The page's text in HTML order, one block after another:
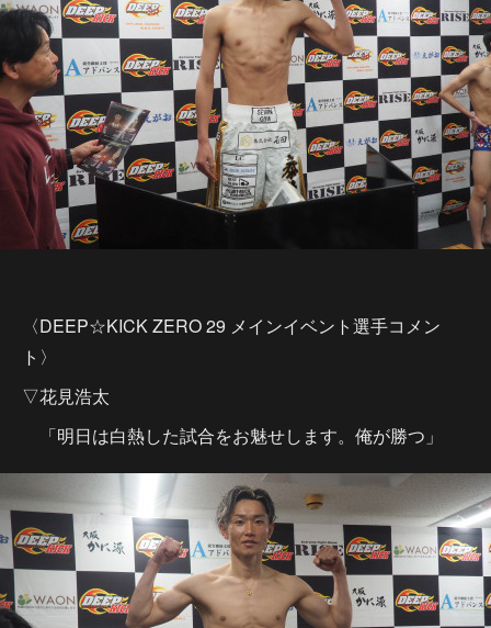
〈DEEP☆KICK ZERO 29 メインイベント選手コメン
ト〉
▽花見浩太
「明日は白熱した試合をお魅せします。俺が勝つ」